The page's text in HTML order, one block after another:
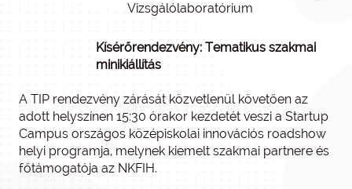
Vizsgálólaboratórium
Kísérőrendezvény: Tematikus szakmai
minikiállítás
A TIP rendezvény zárását közvetlenül követően az
adott helyszínen 15:30 órakor kezdetét veszi a Startup
Campus országos középiskolai innovációs roadshow
helyi programja, melynek kiemelt szakmai partnere és
főtámogatója az NKFIH.